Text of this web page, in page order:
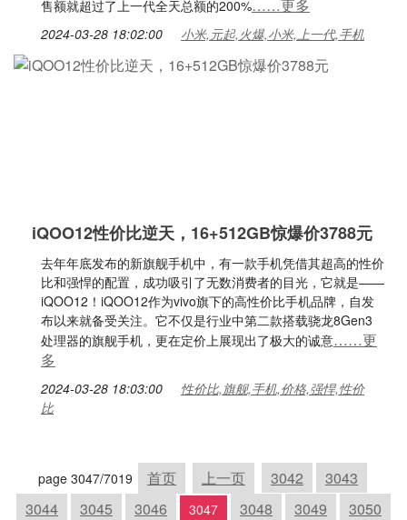
售额就超过了上一代全天总额的200%……更多
2024-03-28 18:02:00 小米,元起,火爆,小米,上一代,手机
iQOO12性价比逆天，16+512GB惊爆价3788元
去年年底发布的新旗舰手机中，有一款手机凭借其超高的性价
比和强悍的配置，成功吸引了无数消费者的目光，它就是——
iQOO12！iQOO12作为vivo旗下的高性价比手机品牌，自发
布以来就备受关注。它不仅是行业中第二款搭载骁龙8Gen3
处理器的旗舰手机，更在定价上展现出了极大的诚意……更
多
2024-03-28 18:03:00
性价比,旗舰,手机,价格,强悍,性价
比
page 3047/7019 首页 上一页 3042
3043
3044
3045 3046 3047 3048 3049
3050